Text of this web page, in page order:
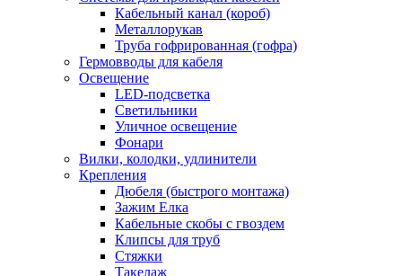
Кабельный канал (короб)
Металлорукав
Труба гофрированная (гофра)
Гермовводы для кабеля
Освещение
LED-подсветка
Светильники
Уличное освещение
Фонари
Вилки, колодки, удлинители
Крепления
Дюбеля (быстрого монтажа)
Зажим Елка
Кабельные скобы с гвоздем
Клипсы для труб
Стяжки
Такелаж